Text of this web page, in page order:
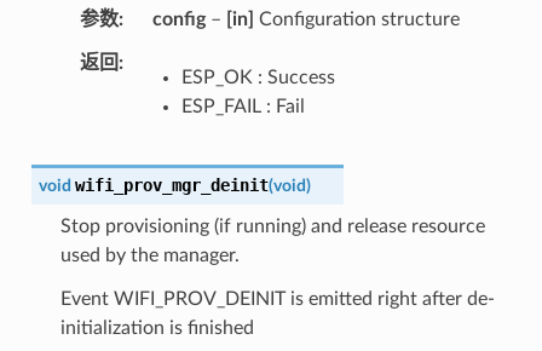
参数 config– [in] Configuration structure
返回
ESP_OK : Success
ESP_FAIL : Fail
void wifi_prov_mgr_deinit(void)
Stop provisioning (if running) and release resource
used by the manager.
Event WIFI_PROV_DEINIT is emitted right after de-
initialization is finished